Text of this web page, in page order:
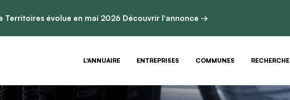
Territoires évolue en mai 2026 Découvrir l'annonce →
L'ANNUAIRE ENTREPRISES COMMUNES RECHERCHE